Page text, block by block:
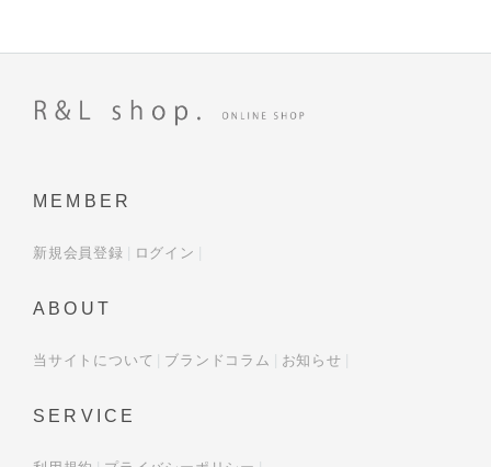
MEMBER
新規会員登録 ログイン
ABOUT
当サイトについて ブランドコラム お知らせ
SERVICE